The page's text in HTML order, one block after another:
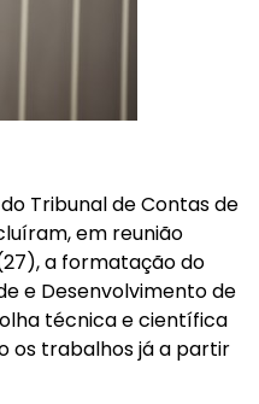
Tribunal de Contas de
em reunião
a formatação do
e Desenvolvimento de
técnica e científica
os trabalhos já a partir